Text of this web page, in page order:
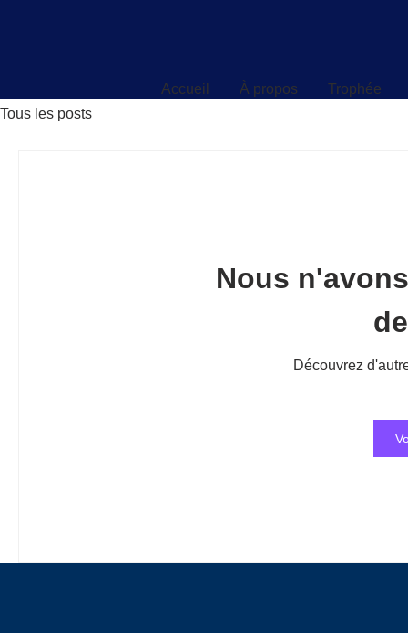
Accueil À propos
Trophée
Tous les posts
Nous
Découvrez